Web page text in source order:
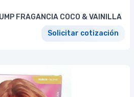
FRAGANCIA COCO & VAINILLA
Solicitar cotización